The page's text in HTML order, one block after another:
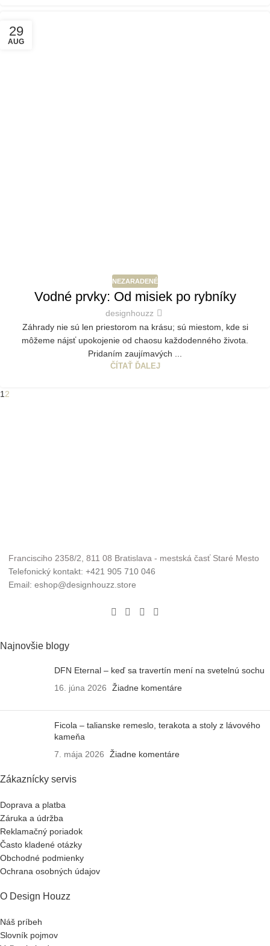
29
AUG
NEZARADENÉ
Vodné prvky: Od misiek po rybníky
designhouzz
Záhrady nie sú len priestorom na krásu; sú miestom, kde si
môžeme nájsť upokojenie od chaosu každodenného života.
Pridaním zaujímavých ...
ČÍTAŤ ĎALEJ
12
Francisciho 2358/2, 811 08 Bratislava - mestská časť Staré Mesto
Telefonický kontakt: +421 905 710 046
Email: eshop@designhouzz.store
Najnovšie blogy
DFN Eternal – keď sa travertín mení na svetelnú sochu
16. júna 2026
Žiadne komentáre
Ficola – talianske remeslo, terakota a stoly z lávového
kameňa
7. mája 2026
Žiadne komentáre
Zákaznícky servis
Doprava a platba
Záruka a údržba
Reklamačný poriadok
Často kladené otázky
Obchodné podmienky
Ochrana osobných údajov
O Design Houzz
Náš príbeh
Slovník pojmov